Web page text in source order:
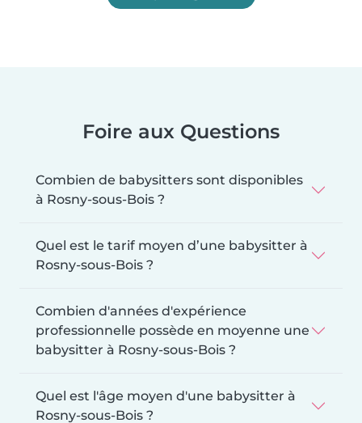
Foire aux Questions
Combien de babysitters sont disponibles
à Rosny-sous-Bois ?
Quel est le tarif moyen d’une babysitter à
Rosny-sous-Bois ?
Combien d'années d'expérience
professionnelle possède en moyenne une
babysitter à Rosny-sous-Bois ?
Quel est l'âge moyen d'une babysitter à
Rosny-sous-Bois ?